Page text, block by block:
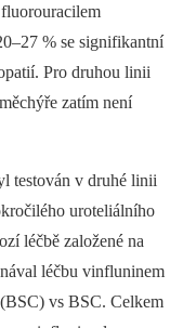
% se signifikantní
Pro druhou linii
zatím není
testován v druhé linii
uro­teliálního
léčbě založené na
léčbu vinfluninem
vs BSC. Celkem